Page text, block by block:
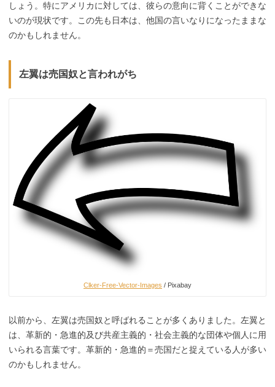
しょう。特にアメリカに対しては、彼らの意向に背くことができな
いのが現状です。この先も日本は、他国の言いなりになったままな
のかもしれません。
左翼は売国奴と言われがち
Clker-Free-Vector-Images / Pixabay
以前から、左翼は売国奴と呼ばれることが多くありました。左翼と
は、革新的・急進的及び共産主義的・社会主義的な団体や個人に用
いられる言葉です。革新的・急進的＝売国だと捉えている人が多い
のかもしれません。